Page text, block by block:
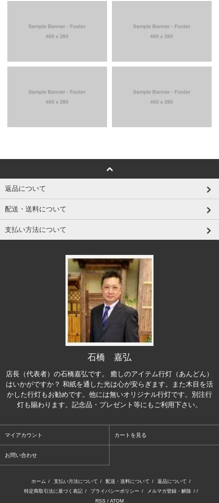
返品について
配送・送料について
支払い方法について
石橋 嘉弘
店長（代表者）の石橋嘉弘です。 癒しのアイテム行灯（あんどん）
はいかがですか？ 和紙を通した光は心が安らぎます。また木目を活
かした行灯もお勧めです。他には無いオリジナル行灯です。別注行
灯も賜わります。記念品・プレゼント等にもご利用下さい。
マイアカウント カートを見る
お問い合わせ
ホーム / 支払い方法について / 配送・送料について / 返品について /
特定商取引法に基づく表記 / プライバシーポリシー / メルマガ登録・解除 / /
RSS / ATOM